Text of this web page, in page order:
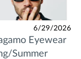
6/29/2026
Eyewear
Summer